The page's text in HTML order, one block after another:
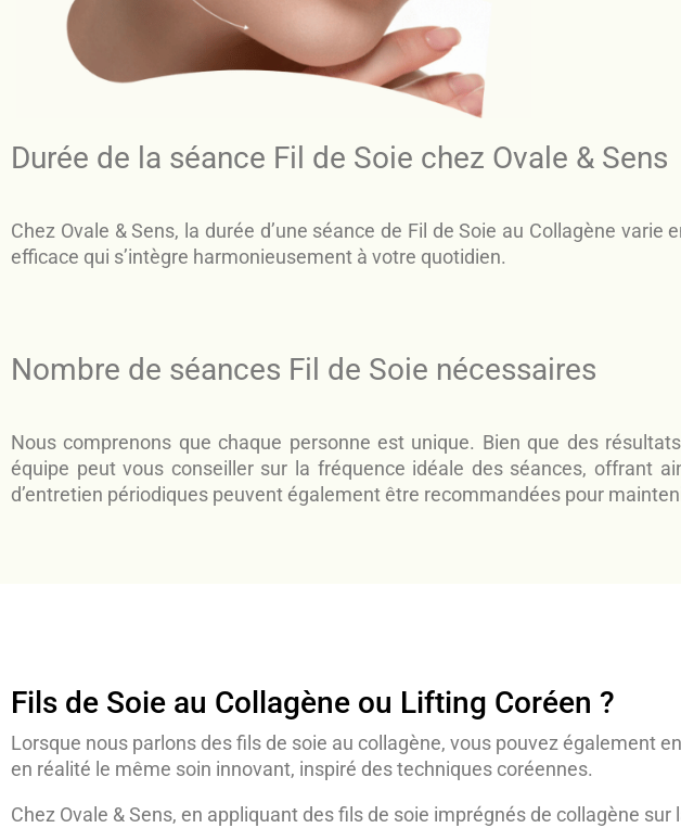
Durée de la séance Fil de Soie chez Ovale & Sens
Chez Ovale & Sens, la durée d’une séance de Fil de Soie au Collagène
efficace qui s’intègre harmonieusement à votre quotidien.
Nombre de séances Fil de Soie nécessaires
Nous comprenons que chaque personne est unique. Bien que des
équipe peut vous conseiller sur la fréquence idéale des séances, offrant
d’entretien périodiques peuvent également être recommandées pour
Fils de Soie au Collagène ou Lifting Coréen ?
Lorsque nous parlons des fils de soie au collagène, vous pouvez également
en réalité le même soin innovant, inspiré des techniques coréennes.
Chez Ovale & Sens, en appliquant des fils de soie imprégnés de collagène sur